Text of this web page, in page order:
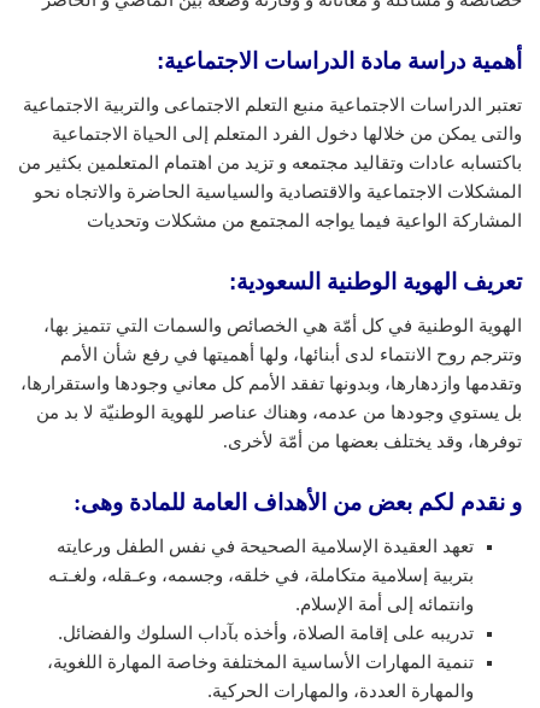
أهمية دراسة مادة الدراسات الاجتماعية:
تعتبر الدراسات الاجتماعية منبع التعلم الاجتماعى والتربية الاجتماعية
والتى يمكن من خلالها دخول الفرد المتعلم إلى الحياة الاجتماعية
باكتسابه عادات وتقاليد مجتمعه و تزيد من اهتمام المتعلمين بكثير من
المشكلات الاجتماعية والاقتصادية والسياسية الحاضرة والاتجاه نحو
المشاركة الواعية فيما يواجه المجتمع من مشكلات وتحديات
تعريف الهوية الوطنية السعودية:
الهوية الوطنية في كل أمّة هي الخصائص والسمات التي تتميز بها،
وتترجم روح الانتماء لدى أبنائها، ولها أهميتها في رفع شأن الأمم
وتقدمها وازدهارها، وبدونها تفقد الأمم كل معاني وجودها واستقرارها،
بل يستوي وجودها من عدمه، وهناك عناصر للهوية الوطنيّة لا بد من
توفرها، وقد يختلف بعضها من أمّة لأخرى.
و نقدم لكم بعض من الأهداف العامة للمادة وهى:
تعهد العقيدة الإسلامية الصحيحة في نفس الطفل ورعايته
بتربية إسلامية متكاملة، في خلقه، وجسمه، وعـقله، ولغـتـه
وانتمائه إلى أمة الإسلام.
تدريبه على إقامة الصلاة، وأخذه بآداب السلوك والفضائل.
تنمية المهارات الأساسية المختلفة وخاصة المهارة اللغوية،
والمهارة العددة، والمهارات الحركية.